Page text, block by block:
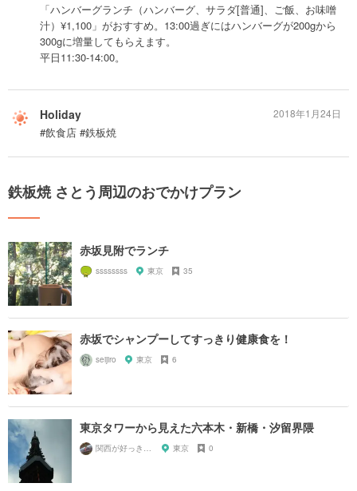
「ハンバーグランチ（ハンバーグ、サラダ[普通]、ご飯、お味噌
汁）¥1,100」がおすすめ。13:00過ぎにはハンバーグが200gから
300gに増量してもらえます。
平日11:30-14:00。
Holiday
#飲食店 #鉄板焼
2018年1月24日
鉄板焼 さとう周辺のおでかけプラン
赤坂見附でランチ
ssssssss 東京 35
赤坂でシャンプーしてすっきり健康食を！
seijiro 東京 6
東京タワーから見えた六本木・新橋・汐留界隈
東京 0